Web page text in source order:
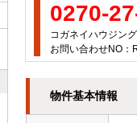
0270-
コガネイハウジン
お問い合わせNO：
物件基本情報